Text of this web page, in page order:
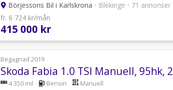
Börjessons Bil i Karlskrona • Blekinge • 71 annonser
fr. 6 724 kr/mån
415 000 kr
Begagnad 2019
Skoda Fabia 1.0 TSI Manuell, 95hk,
4 350 mil Bensin Manuell